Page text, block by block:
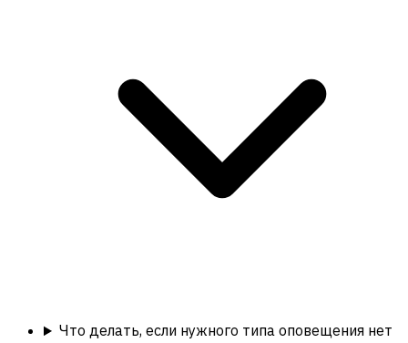
Что делать, если нужного типа оповещения нет